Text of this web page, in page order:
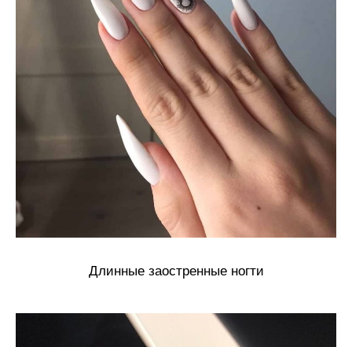
Длинные заостренные ногти